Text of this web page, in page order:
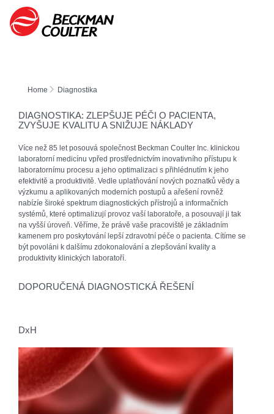
Home Diagnostika
DIAGNOSTIKA: ZLEPŠUJE PÉČI O PACIENTA,
ZVYŠUJE KVALITU A SNIŽUJE NÁKLADY
Více než 85 let posouvá společnost Beckman Coulter Inc. klinickou
laboratorní medicínu vpřed prostřednictvím inovativního přístupu k
laboratornímu procesu a jeho optimalizaci s přihlédnutím k jeho
efektivitě a produktivitě. Vedle uplatňování nových poznatků vědy a
výzkumu a aplikovaných moderních postupů a ařešení rovněž
nabízíe široké spektrum diagnostických přístrojů a informačních
systémů, které optimalizují provoz vaší laboratoře, a posouvají ji tak
na vyšší úroveň. Věříme, že právě vaše pracoviště je základním
kamenem pro poskytování lepší zdravotní péče o pacienta. Cítíme se
být povoláni k dalšímu zdokonalování a zlepšování kvality a
produktivity klinických laboratoří.
DOPORUČENÁ DIAGNOSTICKÁ ŘEŠENÍ
DxH